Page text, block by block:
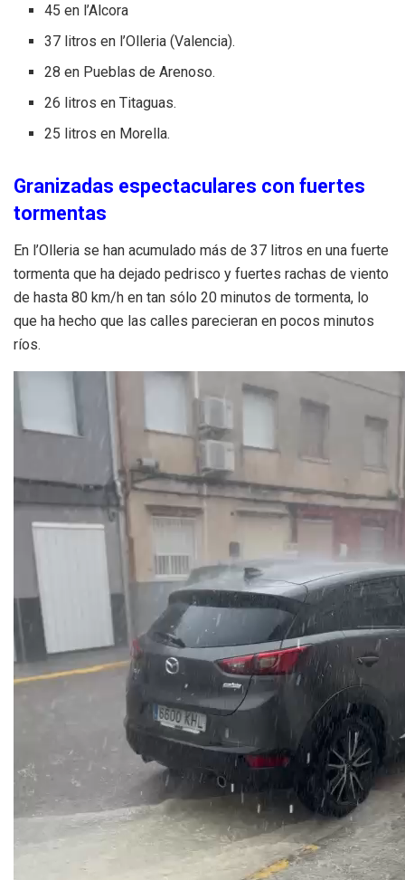
45 en l’Alcora
37 litros en l’Olleria (Valencia).
28 en Pueblas de Arenoso.
26 litros en Titaguas.
25 litros en Morella.
Granizadas espectaculares con fuertes
tormentas
En l’Olleria se han acumulado más de 37 litros en una fuerte
tormenta que ha dejado pedrisco y fuertes rachas de viento
de hasta 80 km/h en tan sólo 20 minutos de tormenta, lo
que ha hecho que las calles parecieran en pocos minutos
ríos.